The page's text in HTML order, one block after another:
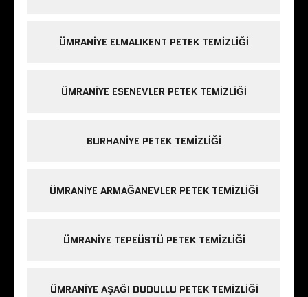
ÜMRANIYE ELMALIKENT PETEK TEMIZLIĞI
ÜMRANIYE ESENEVLER PETEK TEMIZLIĞI
BURHANIYE PETEK TEMIZLIĞI
ÜMRANIYE ARMAĞANEVLER PETEK TEMIZLIĞI
ÜMRANIYE TEPEÜSTÜ PETEK TEMIZLIĞI
ÜMRANIYE AŞAĞI DUDULLU PETEK TEMIZLIĞI